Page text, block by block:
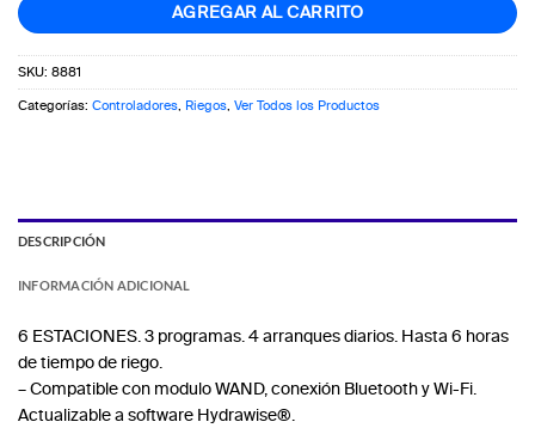
AGREGAR AL CARRITO
SKU: 8881
Categorías: Controladores, Riegos, Ver Todos los Productos
DESCRIPCIÓN
INFORMACIÓN ADICIONAL
6 ESTACIONES. 3 programas. 4 arranques diarios. Hasta 6 horas
de tiempo de riego.
– Compatible con modulo WAND, conexión Bluetooth y Wi-Fi.
Actualizable a software Hydrawise®.